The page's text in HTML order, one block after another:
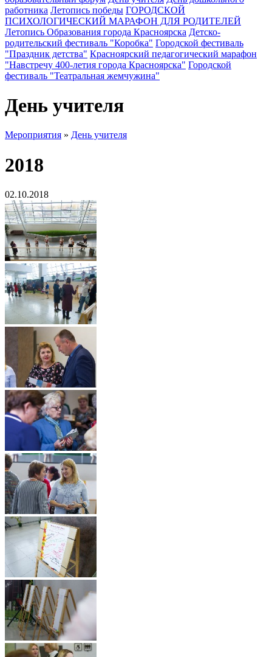
работника Летопись победы ГОРОДСКОЙ
ПСИХОЛОГИЧЕСКИЙ МАРАФОН ДЛЯ РОДИТЕЛЕЙ
Летопись Образования города Красноярска Детско-
родительский фестиваль "Коробка" Городской фестиваль
"Праздник детства" Красноярский педагогический марафон
"Навстречу 400-летия города Красноярска" Городской
фестиваль "Театральная жемчужина"
День учителя
Мероприятия » День учителя
2018
02.10.2018